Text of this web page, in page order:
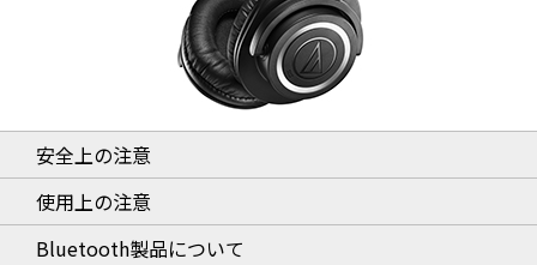
安全上の注意
使用上の注意
Bluetooth製品について